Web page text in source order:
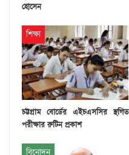
হোসেন
শিক্ষা
চট্টগ্রাম বোর্ডের এইচএসসির স্থগিত
পরীক্ষার রুটিন প্রকাশ
বিনোদন